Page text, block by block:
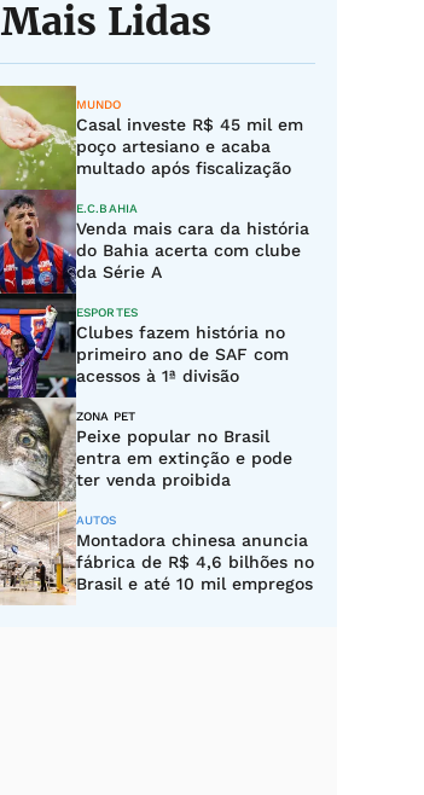
Mais Lidas
MUNDO
Casal investe R$ 45 mil em
poço artesiano e acaba
multado após fiscalização
E.C.BAHIA
Venda mais cara da história
do Bahia acerta com clube
da Série A
ESPORTES
Clubes fazem história no
primeiro ano de SAF com
acessos à 1ª divisão
ZONA PET
Peixe popular no Brasil
entra em extinção e pode
ter venda proibida
AUTOS
Montadora chinesa anuncia
fábrica de R$ 4,6 bilhões no
Brasil e até 10 mil empregos